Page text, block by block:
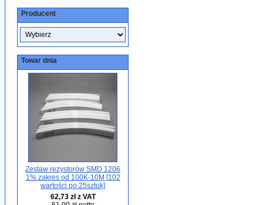
Producent
Towar dnia
Zestaw rezystorów SMD 1206
1% zakres od 100K-10M [102
wartości po 25sztuk]
62,73 zł z VAT